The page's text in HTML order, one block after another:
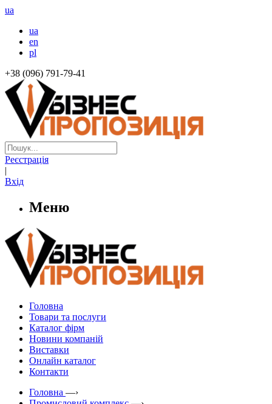
ua
ua
en
pl
+38 (096) 791-79-41
Реєстрація
|
Вхід
Меню
Головна
Товари та послуги
Каталог фірм
Новини компаній
Виставки
Онлайн каталог
Контакти
Головна —›